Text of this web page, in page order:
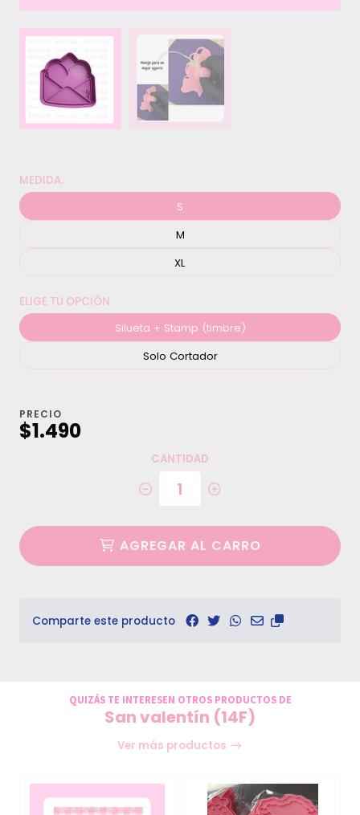
MEDIDA.
S
M
XL
ELIGE TU OPCIÓN
Silueta + Stamp (timbre)
Solo Cortador
PRECIO
$1.490
CANTIDAD
AGREGAR AL CARRO
Comparte este producto
QUIZÁS TE INTERESEN OTROS PRODUCTOS DE
San valentín (14F)
Ver más productos